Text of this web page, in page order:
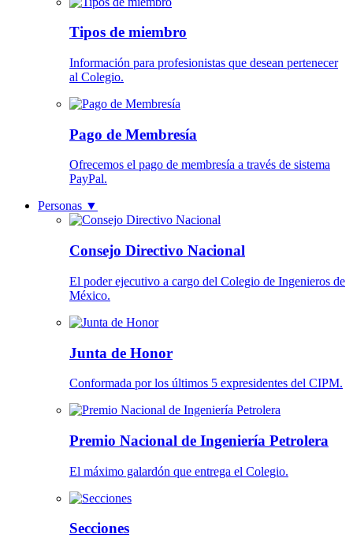
Tipos de miembro
Información para profesionistas que desean pertenecer
al Colegio.
Pago de Membresía
Ofrecemos el pago de membresía a través de sistema
PayPal.
Personas ▼
Consejo Directivo Nacional
El poder ejecutivo a cargo del Colegio de Ingenieros de
México.
Junta de Honor
Conformada por los últimos 5 expresidentes del CIPM.
Premio Nacional de Ingeniería Petrolera
El máximo galardón que entrega el Colegio.
Secciones